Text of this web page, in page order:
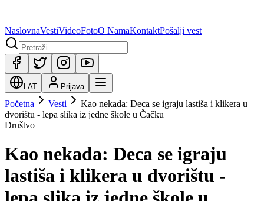
NaslovnaVestiVideoFotoO NamaKontaktPošalji vest
LAT Prijava
Početna Vesti
Kao nekada: Deca se igraju lastiša i klikera u
dvorištu - lepa slika iz jedne škole u Čačku
Društvo
Kao nekada: Deca se igraju
lastiša i klikera u dvorištu -